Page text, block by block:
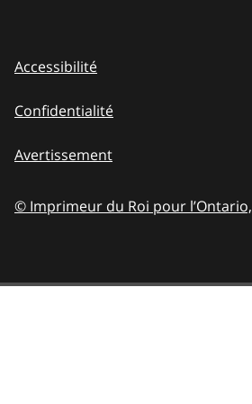
Accessibilité
Confidentialité
Avertissement
© Imprimeur du Roi pour l’Ontario,